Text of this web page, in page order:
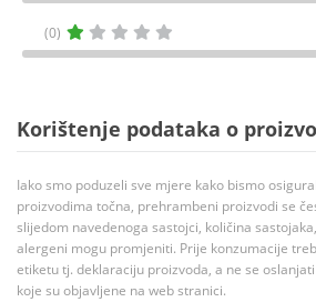
(0)
Korištenje podataka o
Iako smo poduzeli sve mjere kako bismo
proizvodima točna, prehrambeni proizvodi se
slijedom navedenoga sastojci, količina
alergeni mogu promjeniti. Prije konzumacije
etiketu tj. deklaraciju proizvoda, a ne se
koje su objavljene na web stranici.